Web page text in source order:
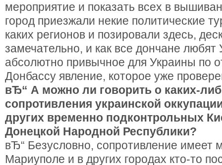
мероприятие и показать всех в
город приезжали некие политические
каких регионов и позировали здесь,
замечательно, и как все дончане любят
абсолютно привычное для Украины по
Донбассу явление, которое уже
вЂ“ А можно ли говорить о каких-
сопротивления украинской
других временно подконтрольных
Донецкой Народной Республики?
вЂ“ Безусловно, сопротивление имеет
Мариуполе и в других городах кто-то